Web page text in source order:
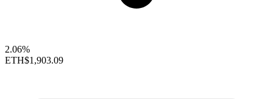
2.06%
ETH$1,903.09